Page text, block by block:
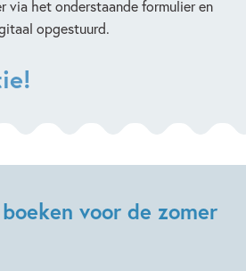
via het onderstaande formulier en
opgestuurd.
voor de zomer